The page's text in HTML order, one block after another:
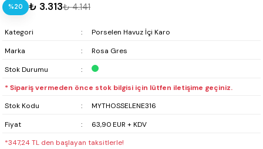
%20 ₺ 3.313₺ 4.141
Kategori
Porselen Havuz İçi Karo
Marka
Rosa Gres
Stok Durumu
* Sipariş vermeden önce stok bilgisi için lütfen iletişime geçiniz.
Stok Kodu
MYTHOSSELENE316
Fiyat
63,90 EUR + KDV
*347,24 TL den başlayan taksitlerle!